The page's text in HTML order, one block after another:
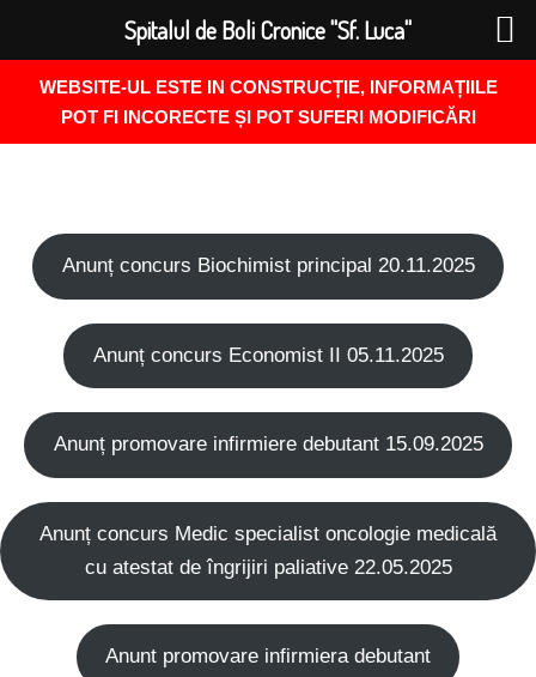
WEBSITE-UL ESTE IN CONSTRUCȚIE, INFORMAȚIILE
POT FI INCORECTE ȘI POT SUFERI MODIFICĂRI
Anunț concurs Biochimist principal 20.11.2025
Anunț concurs Economist II 05.11.2025
Anunț promovare infirmiere debutant 15.09.2025
Anunț concurs Medic specialist oncologie medicală
cu atestat de îngrijiri paliative 22.05.2025
Anunt promovare infirmiera debutant
Spitalul de Boli Cronice "Sf. Luca"